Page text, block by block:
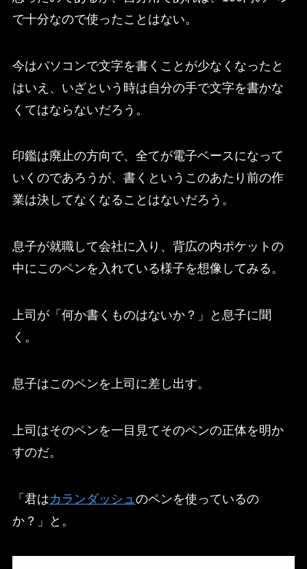
で十分なので使ったことはない。
今はパソコンで文字を書くことが少なくなったと
はいえ、いざという時は自分の手で文字を書かな
くてはならないだろう。
印鑑は廃止の方向で、全てが電子ベースになって
いくのであろうが、書くというこのあたり前の作
業は決してなくなることはないだろう。
息子が就職して会社に入り、背広の内ポケットの
中にこのペンを入れている様子を想像してみる。
上司が「何か書くものはないか？」と息子に聞
く。
息子はこのペンを上司に差し出す。
上司はそのペンを一目見てそのペンの正体を明か
すのだ。
「君はカランダッシュ のペンを使っているの
か？」と。